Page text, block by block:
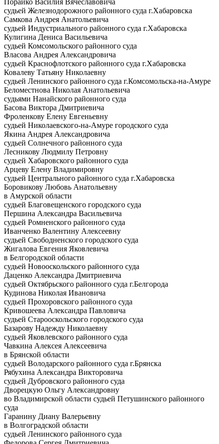
Порайко Василия Вячеславовича
судьей Железнодорожного районного суда г.Хабаровска
Самкова Андрея Анатольевича
судьей Индустриального районного суда г.Хабаровска
Кулигина Дениса Васильевича
судьей Комсомольского районного суда
Власова Андрея Александровича
судьей Краснофлотского районного суда г.Хабаровска
Ковалеву Татьяну Николаевну
судьей Ленинского районного суда г.Комсомольска-на-Амуре
Беломестнова Николая Анатольевича
судьями Нанайского районного суда
Басова Виктора Дмитриевича
Фроленкову Елену Евгеньевну
судьей Николаевского-на-Амуре городского суда
Якина Андрея Александровича
судьей Солнечного районного суда
Лесникову Людмилу Петровну
судьей Хабаровского районного суда
Арцеву Елену Владимировну
судьей Центрального районного суда г.Хабаровска
Боровикову Любовь Анатольевну
в Амурской области
судьей Благовещенского городского суда
Першина Александра Васильевича
судьей Ромненского районного суда
Иванченко Валентину Алексеевну
судьей Свободненского городского суда
Жигалова Евгения Яковлевича
в Белгородской области
судьей Новооскольского районного суда
Даценко Александра Дмитриевича
судьей Октябрьского районного суда г.Белгорода
Кудинова Николая Ивановича
судьей Прохоровского районного суда
Кривошеева Александра Павловича
судьей Старооскольского городского суда
Базарову Надежду Николаевну
судьей Яковлевского районного суда
Чавкина Алексея Алексеевича
в Брянской области
судьей Володарского районного суда г.Брянска
Рябухина Александра Викторовича
судьей Дубровского районного суда
Дворецкую Ольгу Александровну
во Владимирской области судьей Петушинского районного
суда
Гаранину Диану Валерьевну
в Волгоградской области
судьей Ленинского районного суда